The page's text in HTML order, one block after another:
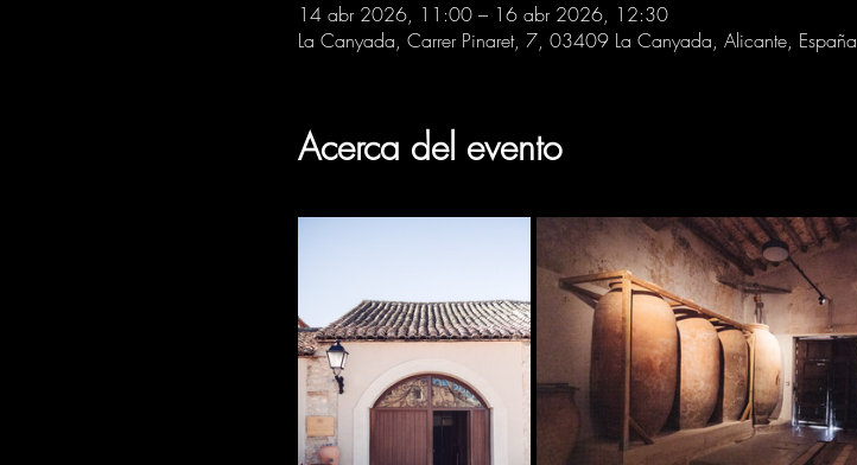
14 abr 2026, 11:00 – 16 abr 2026, 12:30
La Canyada, Carrer Pinaret, 7, 03409 La Canyada, Alicante, España
Acerca del evento